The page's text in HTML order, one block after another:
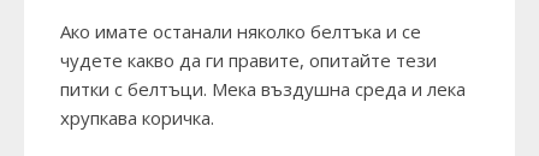
Ако имате останали няколко белтъка и се
чудете какво да ги правите, опитайте тези
питки с белтъци. Мека въздушна среда и лека
хрупкава коричка.